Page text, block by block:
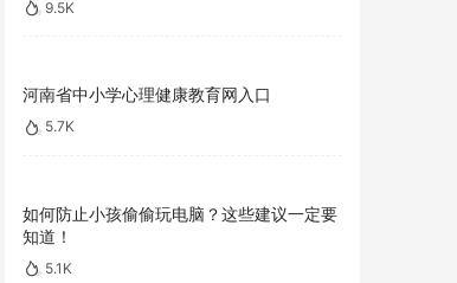
9.5K
河南省中小学心理健康教育网入口
5.7K
如何防止小孩偷偷玩电脑？这些建议一定要
知道！
5.1K